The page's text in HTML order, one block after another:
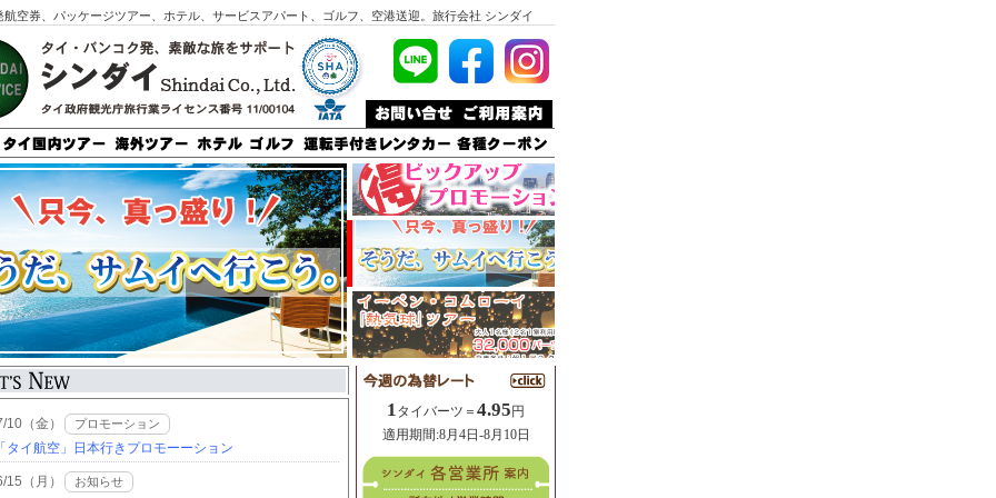
航空券、パッケージツアー、ホテル、サービスアパート、ゴルフ、空港送迎。旅行会社 シンダイ
1タイバーツ＝ 4.95 円
適用期間:8月4日-8月10日